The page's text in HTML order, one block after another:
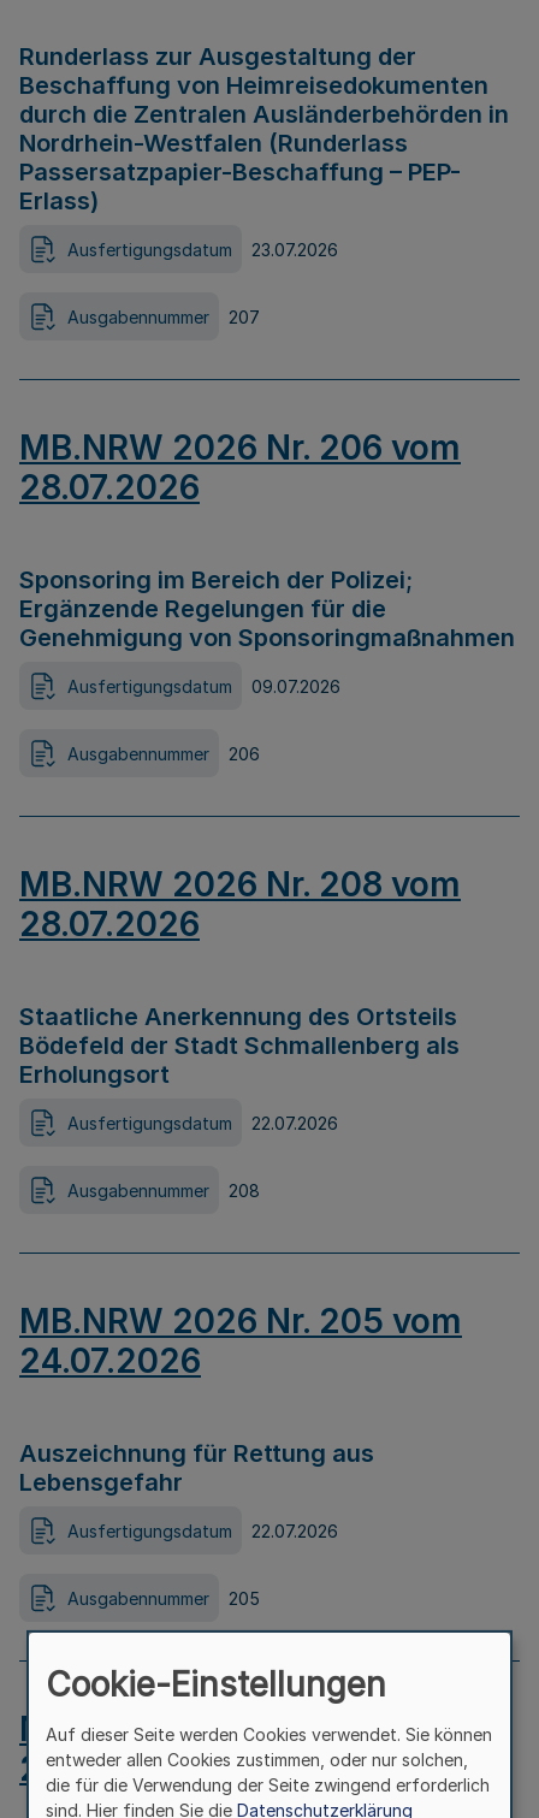
Runderlass zur Ausgestaltung der
Beschaffung von Heimreisedokumenten
durch die Zentralen Ausländerbehörden in
Nordrhein-Westfalen (Runderlass
Passersatzpapier-Beschaffung – PEP-
Erlass)
Ausfertigungsdatum 23.07.2026
Ausgabennummer 207
MB.NRW 2026 Nr. 206 vom
28.07.2026
Sponsoring im Bereich der Polizei;
Ergänzende Regelungen für die
Genehmigung von Sponsoringmaßnahmen
Ausfertigungsdatum 09.07.2026
Ausgabennummer 206
MB.NRW 2026 Nr. 208 vom
28.07.2026
Staatliche Anerkennung des Ortsteils
Bödefeld der Stadt Schmallenberg als
Erholungsort
Ausfertigungsdatum 22.07.2026
Ausgabennummer 208
MB.NRW 2026 Nr. 205 vom
24.07.2026
Auszeichnung für Rettung aus
Lebensgefahr
Ausfertigungsdatum 22.07.2026
Ausgabennummer 205
MB.NRW 2026 Nr. 204 vom
24.07.2026
Cookie-Einstellungen
Auf dieser Seite werden Cookies verwendet. Sie können
entweder allen Cookies zustimmen, oder nur solchen,
die für die Verwendung der Seite zwingend erforderlich
sind. Hier finden Sie die Datenschutzerklärung